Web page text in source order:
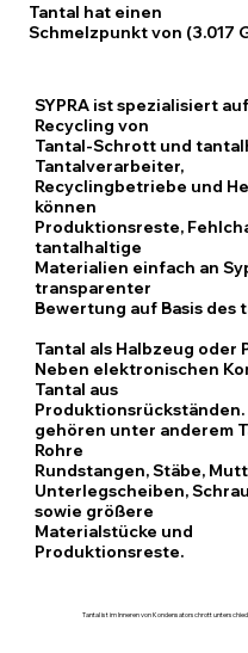
Tantal hat einen
Schmelzpunkt von (3.017
SYPRA ist spezialisiert
Recycling von
Tantal-Schrott und
Tantalverarbeiter,
Recyclingbetriebe und
können
Produktionsreste,
tantalhaltige
Materialien einfach an
transparenter
Bewertung auf Basis
Tantal als Halbzeug
Neben elektronischen
Tantal aus
Produktionsrückständen.
gehören unter anderem
Rohre
Rundstangen, Stäbe,
Unterlegscheiben,
sowie größere
Materialstücke und
Produktionsreste.
Tantal ist im Inneren von Kondensatorschrott